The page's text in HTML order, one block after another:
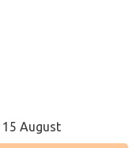
15 August